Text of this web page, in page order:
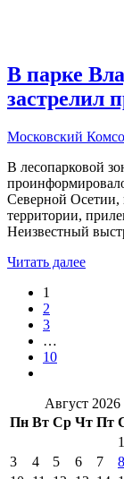
В парке
застрелил
Московский
В лесопарковой
Северной Осетии,
территории,
Неизвестный
Читать далее
1
2
3
…
10
Август 2026
Пн Вт Ср Чт Пт
1
3
4 5 6 7 8